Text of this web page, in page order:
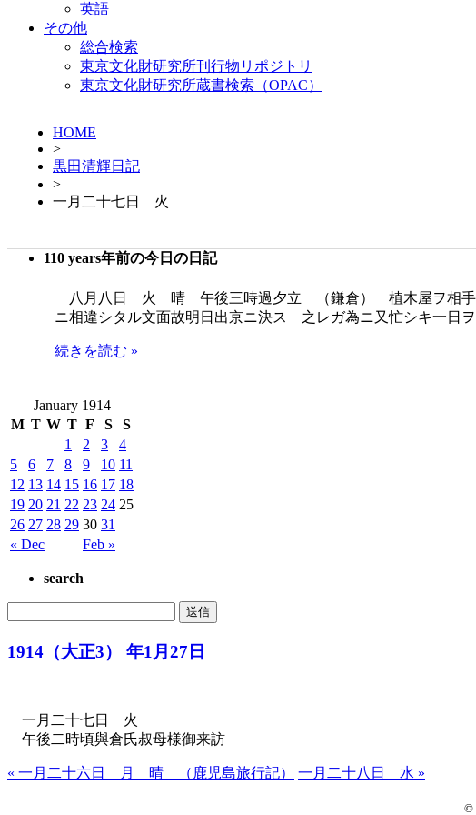
英語
その他
総合検索
東京文化財研究所刊行物リポジトリ
東京文化財研究所蔵書検索（OPAC）
HOME
>
黒田清輝日記
>
一月二十七日 火
110 years年前の今日の日記
八月八日 火 晴 午後三時過夕立 （鎌倉） 植木屋ヲ相手
ニ相違シタル文面故明日出京ニ決ス 之レガ為ニ又忙シキ一日
続きを読む »
January 1914
M T W T F S S
« Dec Feb »
1 2 3
4
5
6 7 8 9 10 11
12 13 14 15 16 17 18
19 20 21 22 23 24 25
26 27 28 29 30 31
search
1914（大正3） 年1月27日
一月二十七日 火
午後二時頃與倉氏叔母様御来訪
« 一月二十六日 月 晴 （鹿児島旅行記） 一月二十八日 水 »
©